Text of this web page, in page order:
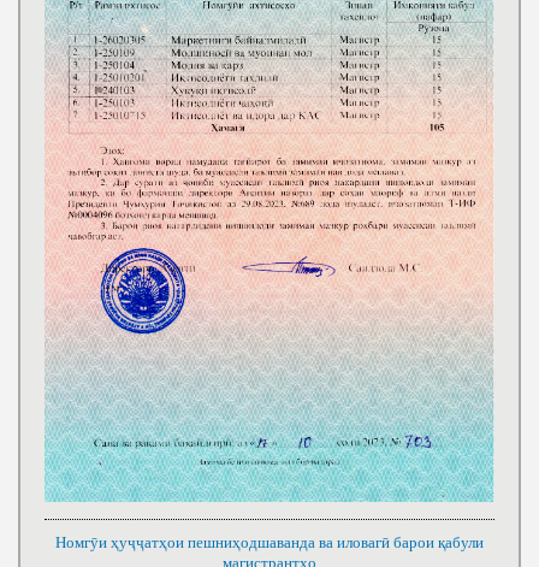
Номгӯи ҳуҷҷатҳои пешниҳодшаванда ва иловагӣ барои қабули
магистрантҳо